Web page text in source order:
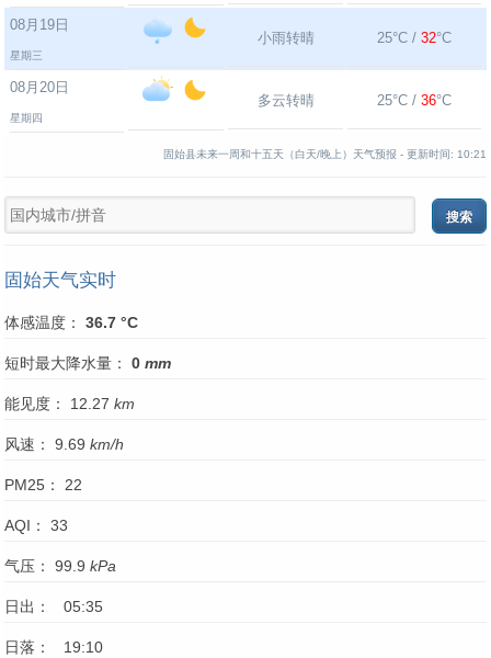
08月19日
星期三
小雨转晴 25°C / 32°C
08月20日
星期四
多云转晴 25°C / 36°C
固始县未来一周和十五天（白天/晚上）天气预报 - 更新时间: 10:21
固始天气实时
体感温度： 36.7 °C
短时最大降水量： 0 mm
能见度： 12.27 km
风速： 9.69 km/h
PM25： 22
AQI： 33
气压： 99.9 kPa
日出： 05:35
日落： 19:10